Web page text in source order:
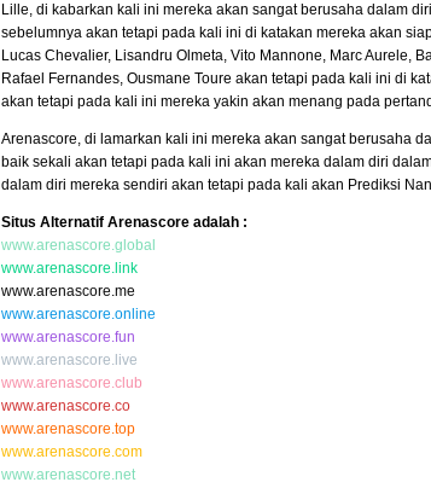
Lille, di kabarkan kali ini mereka akan sangat berusaha dalam
sebelumnya akan tetapi pada kali ini di katakan mereka akan
Lucas Chevalier, Lisandru Olmeta, Vito Mannone, Marc Aurele,
Rafael Fernandes, Ousmane Toure akan tetapi pada kali ini di
akan tetapi pada kali ini mereka yakin akan menang pada
Arenascore, di lamarkan kali ini mereka akan sangat berusaha
baik sekali akan tetapi pada kali ini akan mereka dalam diri
dalam diri mereka sendiri akan tetapi pada kali akan Prediksi
Situs Alternatif Arenascore adalah :
www.arenascore.global
www.arenascore.link
www.arenascore.me
www.arenascore.online
www.arenascore.fun
www.arenascore.live
www.arenascore.club
www.arenascore.co
www.arenascore.top
www.arenascore.com
www.arenascore.net